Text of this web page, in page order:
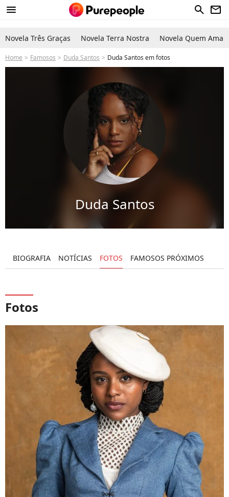
menu search newsletter
Novela Três Graças Novela Terra Nostra Novela Quem Ama
Home Famosos Duda Santos Duda Santos em fotos
Duda Santos
BIOGRAFIA NOTÍCIAS FOTOS FAMOSOS PRÓXIMOS
Fotos